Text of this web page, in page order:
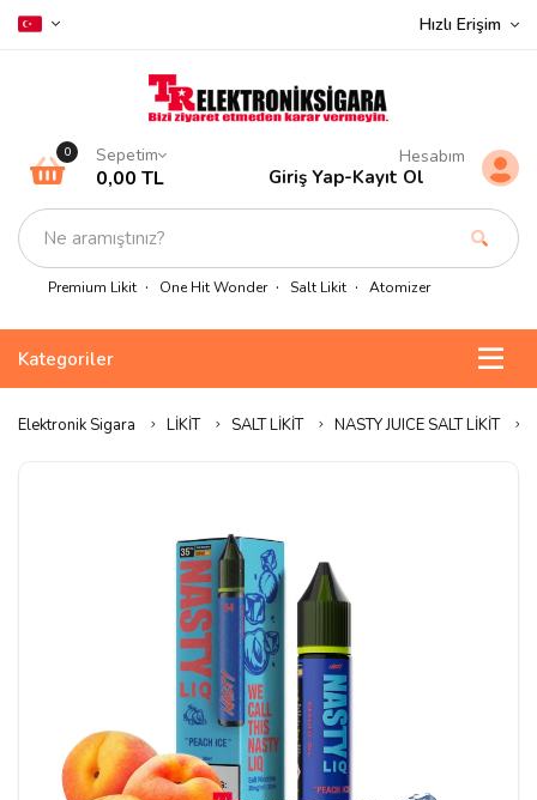
Hızlı Erişim
Premium Likit One Hit Wonder Salt Likit Atomizer
0 Sepetim
0,00 TL
Hesabım
Giriş Yap-Kayıt Ol
Kategoriler
Elektronik Sigara LİKİT SALT LİKİT NASTY JUICE SALT LİKİT